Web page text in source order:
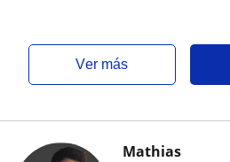
ver más
Mathias